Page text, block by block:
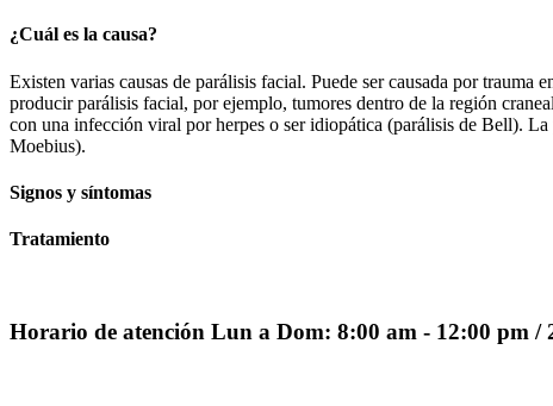
¿Cuál es la causa?
Existen varias causas de parálisis facial. Puede ser causada por
producir parálisis facial, por ejemplo, tumores dentro de la región
con una infección viral por herpes o ser idiopática (parálisis de Bell).
Moebius).
Signos y síntomas
Tratamiento
Horario de atención Lun a Dom: 8:00 am - 12:00 pm /